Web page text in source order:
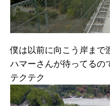
僕は以前に向こう岸まで
ハマーさんが待ってるの
テクテク